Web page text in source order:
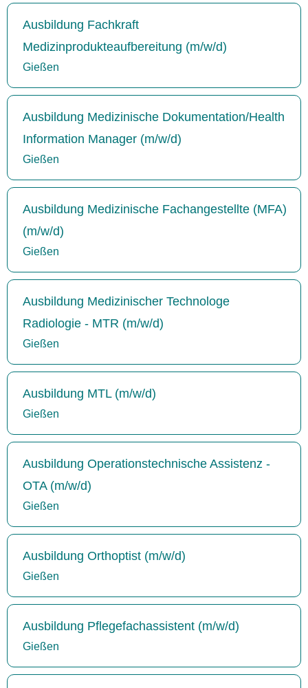
Ausbildung Fachkraft
Medizinprodukteaufbereitung (m/w/d)
Gießen
Ausbildung Medizinische Dokumentation/Health
Information Manager (m/w/d)
Gießen
Ausbildung Medizinische Fachangestellte (MFA)
(m/w/d)
Gießen
Ausbildung Medizinischer Technologe
Radiologie - MTR (m/w/d)
Gießen
Ausbildung MTL (m/w/d)
Gießen
Ausbildung Operationstechnische Assistenz -
OTA (m/w/d)
Gießen
Ausbildung Orthoptist (m/w/d)
Gießen
Ausbildung Pflegefachassistent (m/w/d)
Gießen